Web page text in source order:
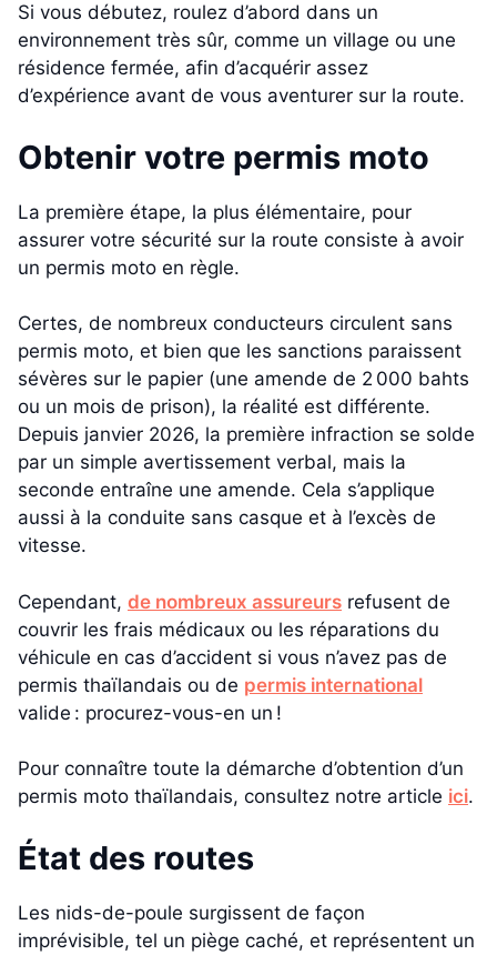
Si vous débutez, roulez d’abord dans un
environnement très sûr, comme un village ou une
résidence fermée, afin d’acquérir assez
d’expérience avant de vous aventurer sur la route.
Obtenir votre permis moto
La première étape, la plus élémentaire, pour
assurer votre sécurité sur la route consiste à avoir
un permis moto en règle.
Certes, de nombreux conducteurs circulent sans
permis moto, et bien que les sanctions paraissent
sévères sur le papier (une amende de 2 000 bahts
ou un mois de prison), la réalité est différente.
Depuis janvier 2026, la première infraction se solde
par un simple avertissement verbal, mais la
seconde entraîne une amende. Cela s’applique
aussi à la conduite sans casque et à l’excès de
vitesse.
Cependant, de nombreux assureurs refusent de
couvrir les frais médicaux ou les réparations du
véhicule en cas d’accident si vous n’avez pas de
permis thaïlandais ou de permis international
valide : procurez-vous-en un !
Pour connaître toute la démarche d’obtention d’un
permis moto thaïlandais, consultez notre article ici.
État des routes
Les nids-de-poule surgissent de façon
imprévisible, tel un piège caché, et représentent un